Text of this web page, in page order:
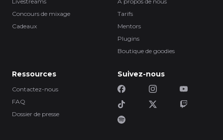
Concours de mixage
Cadeaux
Tarifs
Mentors
Plugins
Boutique de goodies
Ressources
Contactez-nous
FAQ
Dossier de presse
Suivez-nous